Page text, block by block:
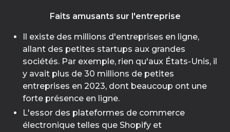
Faits amusants sur l'entreprise
Il existe des millions d'entreprises en ligne,
allant des petites startups aux grandes
sociétés. Par exemple, rien qu'aux États-Unis, il
y avait plus de 30 millions de petites
entreprises en 2023, dont beaucoup ont une
forte présence en ligne.
L'essor des plateformes de commerce
électronique telles que Shopify et